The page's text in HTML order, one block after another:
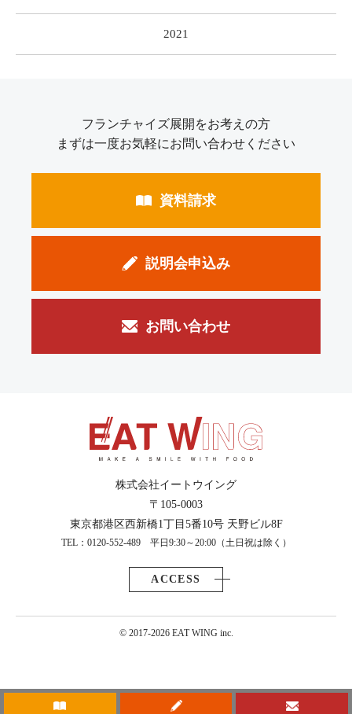
2021
フランチャイズ展開をお考えの方
まずは一度お気軽にお問い合わせください
資料請求
説明会申込み
お問い合わせ
株式会社イートウイング
〒105-0003
東京都港区西新橋1丁目5番10号 天野ビル8F
TEL：0120-552-489 平日9:30～20:00（土日祝は除く）
ACCESS
© 2017-2026 EAT WING inc.